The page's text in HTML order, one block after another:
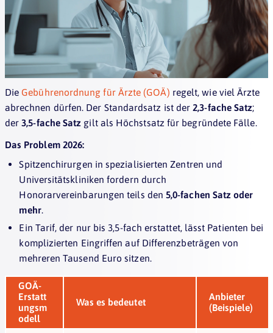
Die Gebührenordnung für Ärzte (GOÄ) regelt, wie viel Ärzte
abrechnen dürfen. Der Standardsatz ist der 2,3-fache Satz;
der 3,5-fache Satz gilt als Höchstsatz für begründete Fälle.
Das Problem 2026:
Spitzenchirurgen in spezialisierten Zentren und
Universitätskliniken fordern durch
Honorarvereinbarungen teils den 5,0-fachen Satz oder
mehr.
Ein Tarif, der nur bis 3,5-fach erstattet, lässt Patienten bei
komplizierten Eingriffen auf Differenzbeträgen von
mehreren Tausend Euro sitzen.
GOÄ-
Erstatt
ungsm
odell
Was es bedeutet
Anbieter
(Beispiele)